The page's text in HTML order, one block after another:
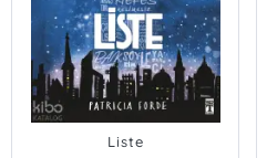
Liste